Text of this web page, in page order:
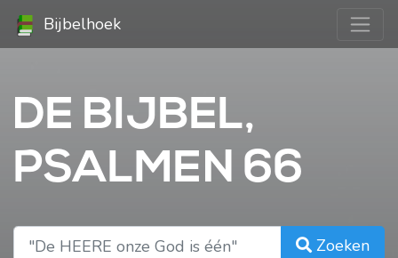
Bijbelhoek
DE BIJBEL,
PSALMEN 66
Zoeken